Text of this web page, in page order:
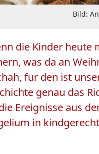
Bild:
die Kinder heute
was da an
für den ist
genau das
Ereignisse aus
in